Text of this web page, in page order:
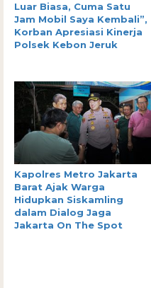
Luar Biasa, Cuma Satu
Jam Mobil Saya Kembali”,
Korban Apresiasi Kinerja
Polsek Kebon Jeruk
Kapolres Metro Jakarta
Barat Ajak Warga
Hidupkan Siskamling
dalam Dialog Jaga
Jakarta On The Spot